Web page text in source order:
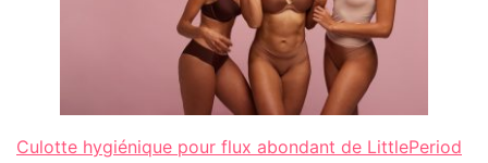
Culotte hygiénique pour flux abondant de LittlePeriod